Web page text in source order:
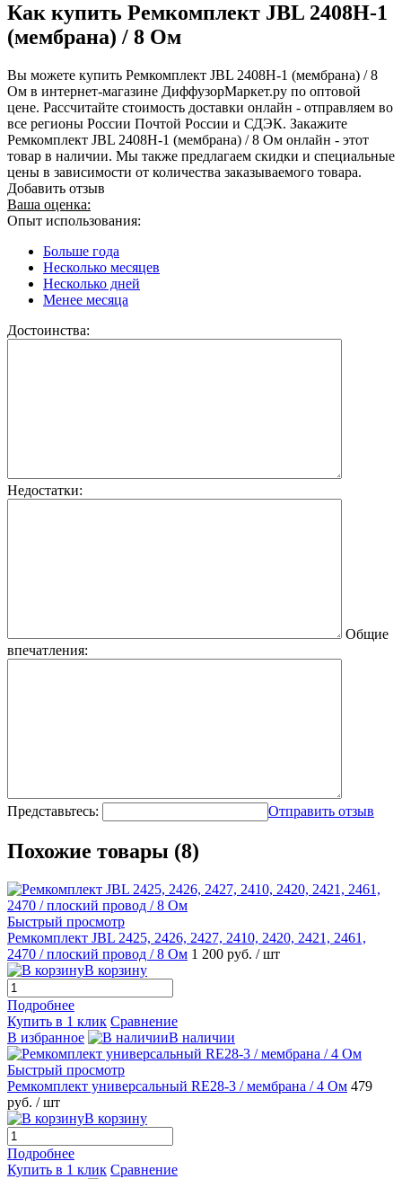
Как купить Ремкомплект JBL 2408H-1
(мембрана) / 8 Ом
Вы можете купить Ремкомплект JBL 2408H-1 (мембрана) / 8
Ом в интернет-магазине ДиффузорМаркет.ру по оптовой
цене. Рассчитайте стоимость доставки онлайн - отправляем во
все регионы России Почтой России и СДЭК. Закажите
Ремкомплект JBL 2408H-1 (мембрана) / 8 Ом онлайн - этот
товар в наличии. Мы также предлагаем скидки и специальные
цены в зависимости от количества заказываемого товара.
Добавить отзыв
Ваша оценка:
Опыт использования:
Больше года
Несколько месяцев
Несколько дней
Менее месяца
Достоинства:
Недостатки:
Общие
впечатления:
Представьтесь: Отправить отзыв
Похожие товары (8)
Быстрый просмотр
Ремкомплект JBL 2425, 2426, 2427, 2410, 2420, 2421, 2461,
2470 / плоский провод / 8 Ом 1 200 руб. / шт
В корзину
Подробнее
Купить в 1 клик Сравнение
В избранное
В наличии
Быстрый просмотр
Ремкомплект универсальный RE28-3 / мембрана / 4 Ом 479
руб. / шт
В корзину
Подробнее
Купить в 1 клик Сравнение